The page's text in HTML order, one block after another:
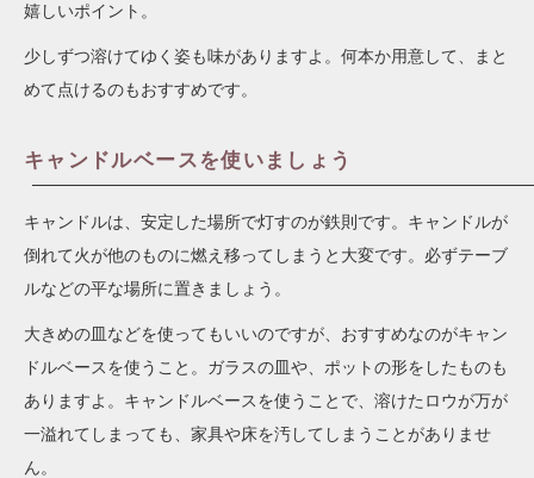
嬉しいポイント。
少しずつ溶けてゆく姿も味がありますよ。何本か用意して、まと
めて点けるのもおすすめです。
キャンドルベースを使いましょう
キャンドルは、安定した場所で灯すのが鉄則です。キャンドルが
倒れて火が他のものに燃え移ってしまうと大変です。必ずテーブ
ルなどの平な場所に置きましょう。
大きめの皿などを使ってもいいのですが、おすすめなのがキャン
ドルベースを使うこと。ガラスの皿や、ポットの形をしたものも
ありますよ。キャンドルベースを使うことで、溶けたロウが万が
一溢れてしまっても、家具や床を汚してしまうことがありませ
ん。